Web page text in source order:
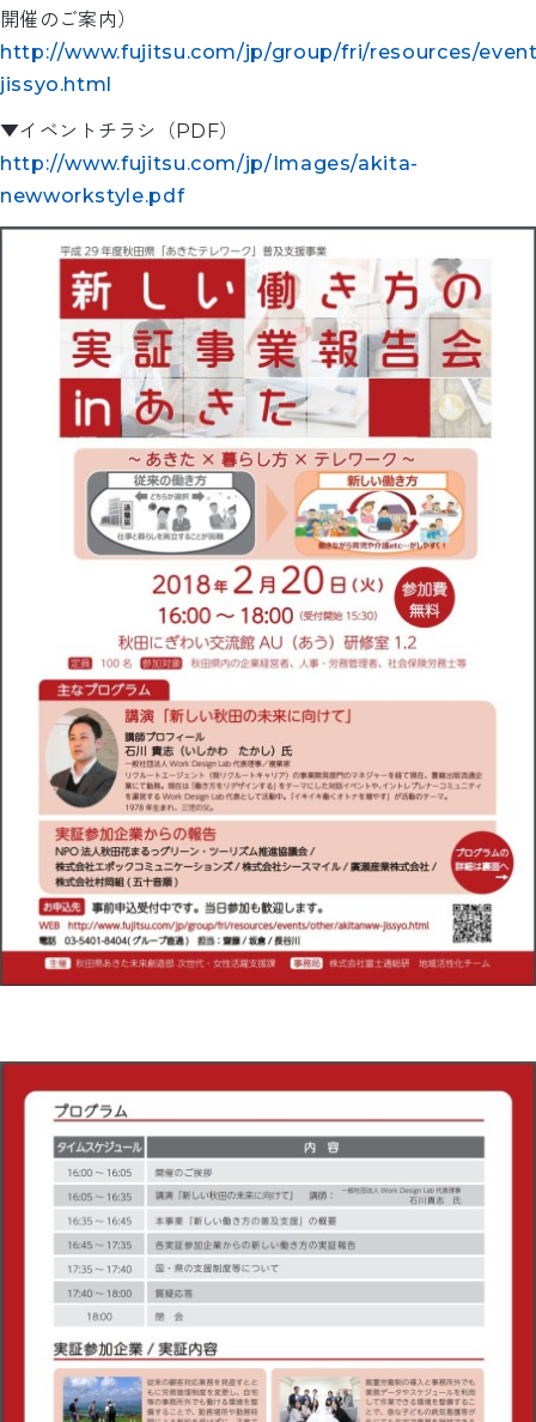
開催のご案内）
http://www.fujitsu.com/jp/group/fri/resources/
jissyo.html
▼イベントチラシ（PDF）
http://www.fujitsu.com/jp/Images/akita-
newworkstyle.pdf